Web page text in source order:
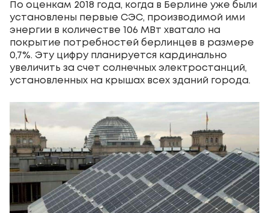
По оценкам 2018 года, когда в Берлине уже были
установлены первые СЭС, производимой ими
энергии в количестве 106 МВт хватало на
покрытие потребностей берлинцев в размере
0,7%. Эту цифру планируется кардинально
увеличить за счет солнечных электростанций,
установленных на крышах всех зданий города.